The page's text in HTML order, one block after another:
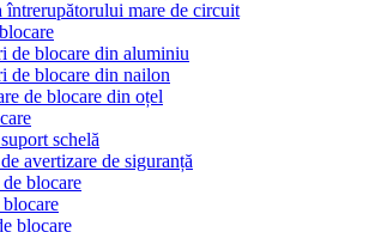
întrerupătorului mare de circuit
de blocare din aluminiu
de blocare din nailon
de blocare din oțel
schelă
avertizare de siguranță
blocare
blocare